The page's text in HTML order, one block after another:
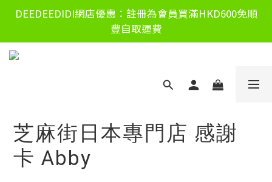
DEEDEEDIDI網店優惠：註冊為會員買滿HKD600免順
豐自取運費
芝麻街日本專門店 感謝
卡 Abby